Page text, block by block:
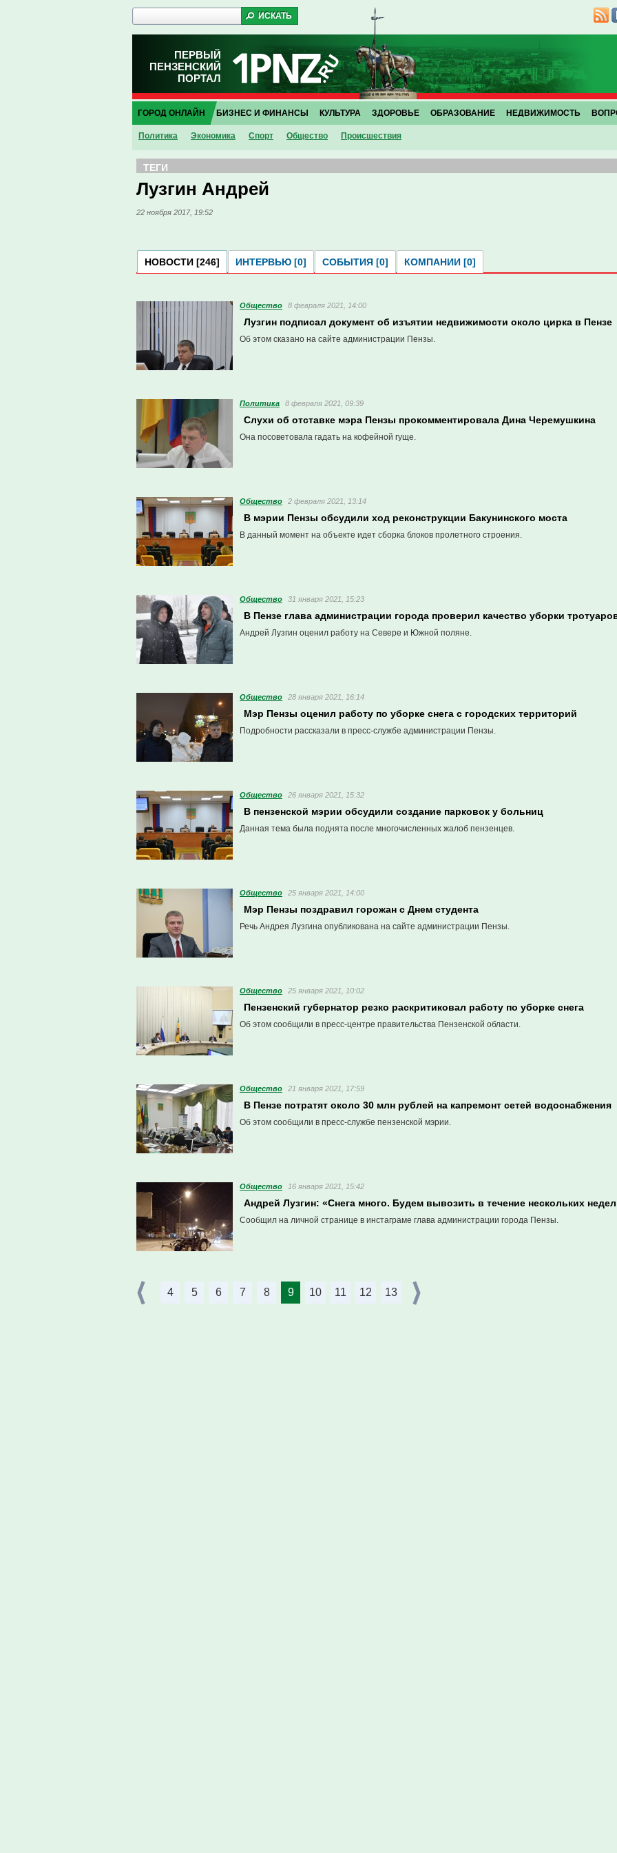
ПЕРВЫЙ
ПЕНЗЕНСКИЙ
ПОРТАЛ
ГОРОД ОНЛАЙН
Политика Экономика Спорт Общество Проиcшествия
БИЗНЕС И ФИНАНСЫ КУЛЬТУРА ЗДОРОВЬЕ ОБРАЗОВАНИЕ НЕДВИЖИМОСТЬ
ТЕГИ
Лузгин Андрей
22 ноября 2017, 19:52
НОВОСТИ [246] ИНТЕРВЬЮ [0] СОБЫТИЯ [0] КОМПАНИИ [0]
Общество 8 февраля 2021, 14:00
Лузгин подписал документ об изъятии недвижимости около цирка в Пензе
Об этом сказано на сайте администрации Пензы.
Политика 8 февраля 2021, 09:39
Слухи об отставке мэра Пензы прокомментировала Дина Черемушкина
Она посоветовала гадать на кофейной гуще.
Общество 2 февраля 2021, 13:14
В мэрии Пензы обсудили ход реконструкции Бакунинского моста
В данный момент на объекте идет сборка блоков пролетного строения.
Общество 31 января 2021, 15:23
В Пензе глава администрации города проверил качество уборки
Андрей Лузгин оценил работу на Севере и Южной поляне.
Общество 28 января 2021, 16:14
Мэр Пензы оценил работу по уборке снега с городских территорий
Подробности рассказали в пресс-службе администрации Пензы.
Общество 26 января 2021, 15:32
В пензенской мэрии обсудили создание парковок у больниц
Данная тема была поднята после многочисленных жалоб пензенцев.
Общество 25 января 2021, 14:00
Мэр Пензы поздравил горожан с Днем студента
Речь Андрея Лузгина опубликована на сайте администрации Пензы.
Общество 25 января 2021, 10:02
Пензенский губернатор резко раскритиковал работу по уборке снега
Об этом сообщили в пресс-центре правительства Пензенской области.
Общество 21 января 2021, 17:59
В Пензе потратят около 30 млн рублей на капремонт сетей водоснабжения
Об этом сообщили в пресс-службе пензенской мэрии.
Общество 16 января 2021, 15:42
Андрей Лузгин: «Снега много. Будем вывозить в течение нескольких
Сообщил на личной странице в инстаграме глава администрации города Пензы.
4 5 6 7 8 9 10 11 12 13